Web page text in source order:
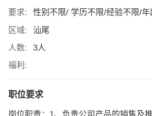
要求:
性别不限/ 学历不限/经验不限/年
区域:
汕尾
人数:
3人
福利:
职位要求
岗位职责：1、负责公司产品的销售及